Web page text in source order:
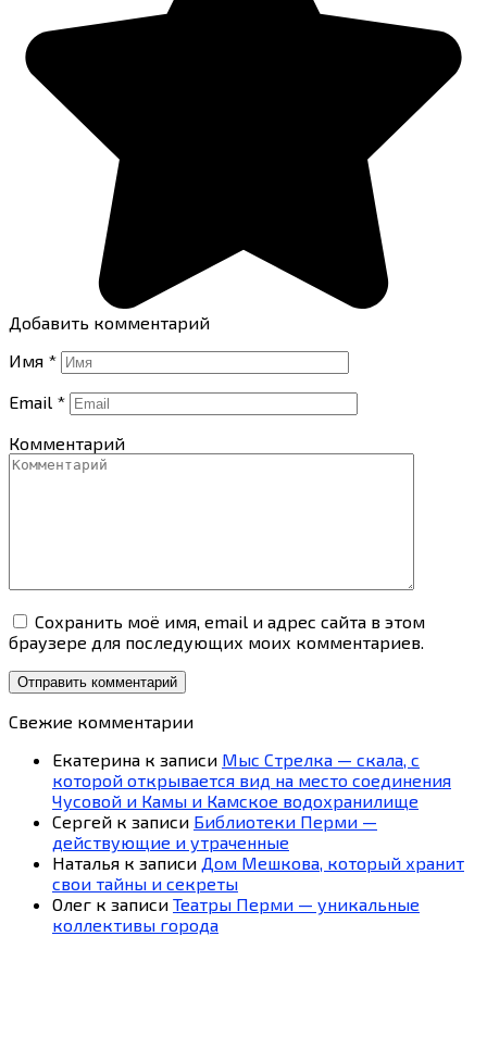
Добавить комментарий
Имя *
Email *
Комментарий
Сохранить моё имя, email и адрес сайта в этом
браузере для последующих моих комментариев.
Свежие комментарии
Екатерина к записи Мыс Стрелка — скала, с
которой открывается вид на место соединения
Чусовой и Камы и Камское водохранилище
Сергей к записи Библиотеки Перми —
действующие и утраченные
Наталья к записи Дом Мешкова, который хранит
свои тайны и секреты
Олег к записи Театры Перми — уникальные
коллективы города